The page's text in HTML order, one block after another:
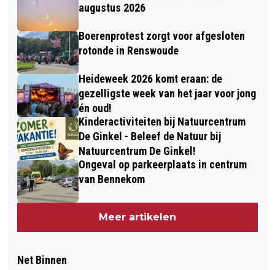
augustus 2026
Boerenprotest zorgt voor afgesloten
rotonde in Renswoude
Heideweek 2026 komt eraan: de
gezelligste week van het jaar voor jong
én oud!
Kinderactiviteiten bij Natuurcentrum
De Ginkel - Beleef de Natuur bij
Natuurcentrum De Ginkel!
Ongeval op parkeerplaats in centrum
van Bennekom
Meer artikelen
Net Binnen